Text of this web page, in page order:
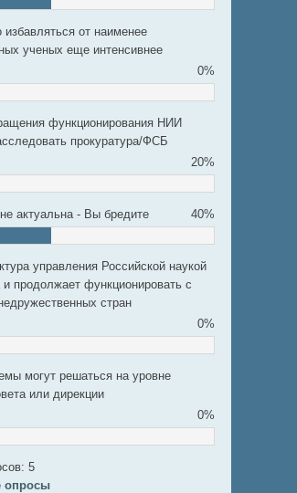
избавляться от наименее
ученых еще интенсивнее
0%
функционирования НИИ
прокуратура/ФСБ
20%
актуальна - Вы бредите 40%
управления Российской наукой
и продолжает функционировать с
стран
0%
могут решаться на уровне
или дирекции
0%
5
опросы